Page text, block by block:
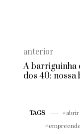
anterior
A barriguinha
dos 40: nossa
TAGS